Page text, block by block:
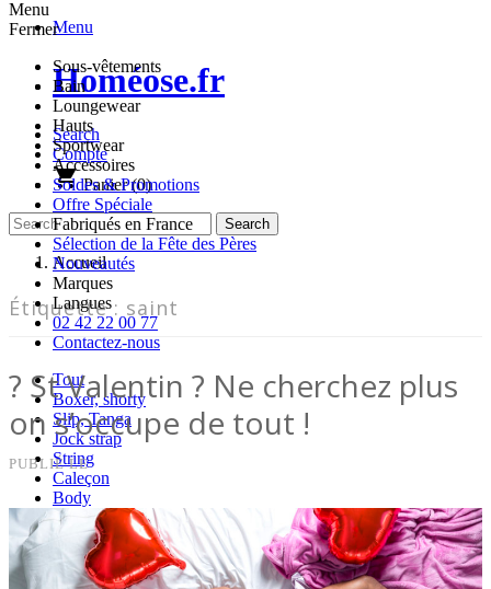
Menu
Homéose.fr
Search
Compte
shopping_cart Panier (0)
Menu
Fermer
Sous-vêtements
Bain
Loungewear
Hauts
Sportwear
Accessoires
Soldes & Promotions
Offre Spéciale
Fabriqués en France
Sélection de la Fête des Pères
Nouveautés
Marques
Langues
02 42 22 00 77
Contactez-nous
Tout
Boxer, shorty
Slip, Tanga
Jock strap
String
Caleçon
Body
Caleçon long
Thermique
Backless
Effet push-up
Accueil
Étiquette : saint
? St Valentin ? Ne cherchez plus
on s’occupe de tout !
PUBLIÉ LE